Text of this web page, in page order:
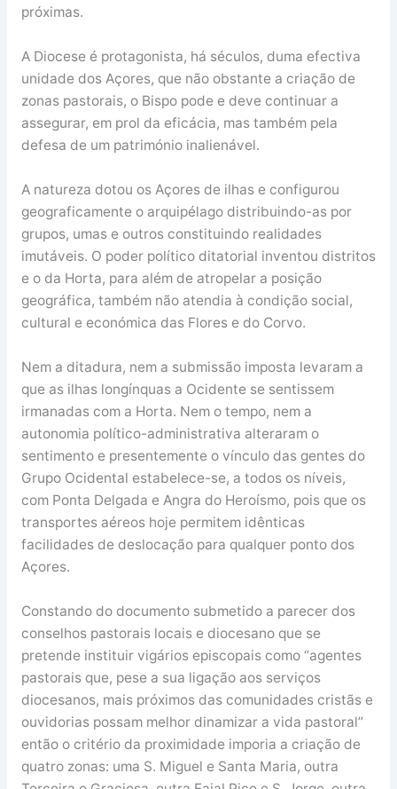
próximas.
A Diocese é protagonista, há séculos, duma efectiva
unidade dos Açores, que não obstante a criação de
zonas pastorais, o Bispo pode e deve continuar a
assegurar, em prol da eficácia, mas também pela
defesa de um património inalienável.
A natureza dotou os Açores de ilhas e configurou
geograficamente o arquipélago distribuindo-as por
grupos, umas e outros constituindo realidades
imutáveis. O poder político ditatorial inventou distritos
e o da Horta, para além de atropelar a posição
geográfica, também não atendia à condição social,
cultural e económica das Flores e do Corvo.
Nem a ditadura, nem a submissão imposta levaram a
que as ilhas longínquas a Ocidente se sentissem
irmanadas com a Horta. Nem o tempo, nem a
autonomia político-administrativa alteraram o
sentimento e presentemente o vínculo das gentes do
Grupo Ocidental estabelece-se, a todos os níveis,
com Ponta Delgada e Angra do Heroísmo, pois que os
transportes aéreos hoje permitem idênticas
facilidades de deslocação para qualquer ponto dos
Açores.
Constando do documento submetido a parecer dos
conselhos pastorais locais e diocesano que se
pretende instituir vigários episcopais como “agentes
pastorais que, pese a sua ligação aos serviços
diocesanos, mais próximos das comunidades cristãs e
ouvidorias possam melhor dinamizar a vida pastoral”
então o critério da proximidade imporia a criação de
quatro zonas: uma S. Miguel e Santa Maria, outra